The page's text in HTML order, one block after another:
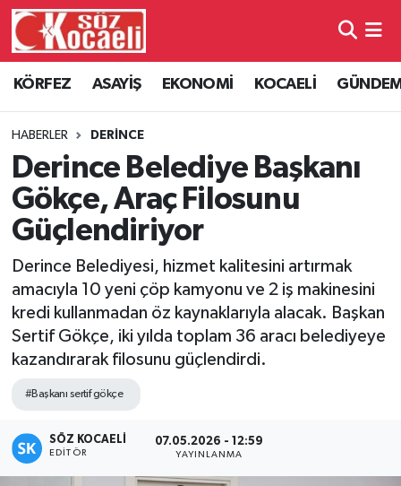
KÖRFEZ ASAYİŞ EKONOMİ KOCAELİ
HABERLER DERİNCE
Derince Belediye Başkanı
Gökçe, Araç Filosunu
Güçlendiriyor
Derince Belediyesi, hizmet kalitesini artırmak
amacıyla 10 yeni çöp kamyonu ve 2 iş makinesini
kredi kullanmadan öz kaynaklarıyla alacak. Başkan
Sertif Gökçe, iki yılda toplam 36 aracı belediyeye
kazandırarak filosunu güçlendirdi.
#Başkanı sertif gökçe
SÖZ KOCAELI
EDITÖR
07.05.2026 - 12:59
YAYINLANMA
Kocaeli Hava Durumu
Kocaeli Namaz Vakitleri
Kocaeli Trafik Yoğunluk Haritası
Süper Lig Puan Durumu ve Fikstür
Tüm Manşetler
Son Dakika Haberleri
Haber Arşivi